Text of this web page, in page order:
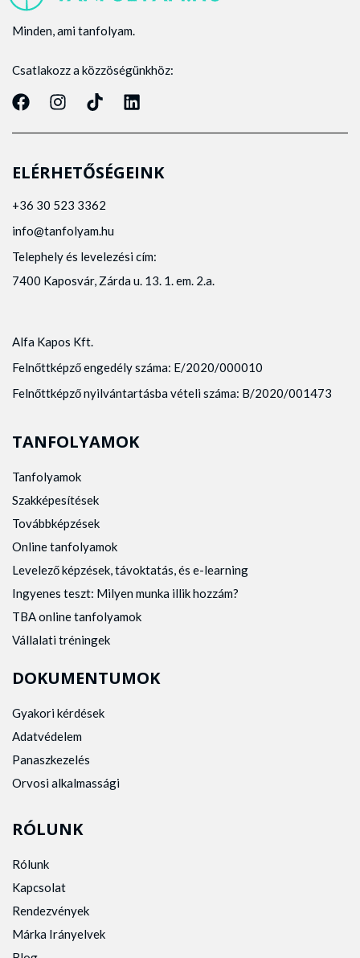
Minden, ami tanfolyam.
Csatlakozz a közzöségünkhöz:
ELÉRHETŐSÉGEINK
+36 30 523 3362
info@tanfolyam.hu
Telephely és levelezési cím:
7400 Kaposvár, Zárda u. 13. 1. em. 2.a.
Alfa Kapos Kft.
Felnőttképző engedély száma: E/2020/000010
Felnőttképző nyilvántartásba vételi száma: B/2020/001473
TANFOLYAMOK
Tanfolyamok
Szakképesítések
Továbbképzések
Online tanfolyamok
Levelező képzések, távoktatás, és e-learning
Ingyenes teszt: Milyen munka illik hozzám?
TBA online tanfolyamok
Vállalati tréningek
DOKUMENTUMOK
Gyakori kérdések
Adatvédelem
Panaszkezelés
Orvosi alkalmassági
RÓLUNK
Rólunk
Kapcsolat
Rendezvények
Márka Irányelvek